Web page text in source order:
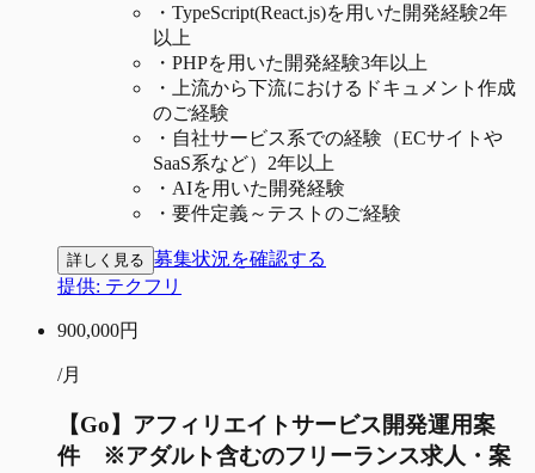
・ TypeScript(React.js)を用いた開発経験2年
以上
・ PHPを用いた開発経験3年以上
・
上流から下流におけるドキュメント作成
のご経験
・ 自社サービス系での経験（ECサイトや
SaaS系など）2年以上
・ AIを用いた開発経験
・ 要件定義～テストのご経験
詳しく見る 募集状況を確認する
提供: テクフリ
900,000円
/月
【Go】アフィリエイトサービス開発運用案
件 ※アダルト含むのフリーランス求人・案